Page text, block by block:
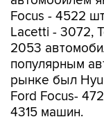
Focus - 4522
Lacetti - 3072,
2053
популярным
рынке был
Ford Focus-
4315 машин.